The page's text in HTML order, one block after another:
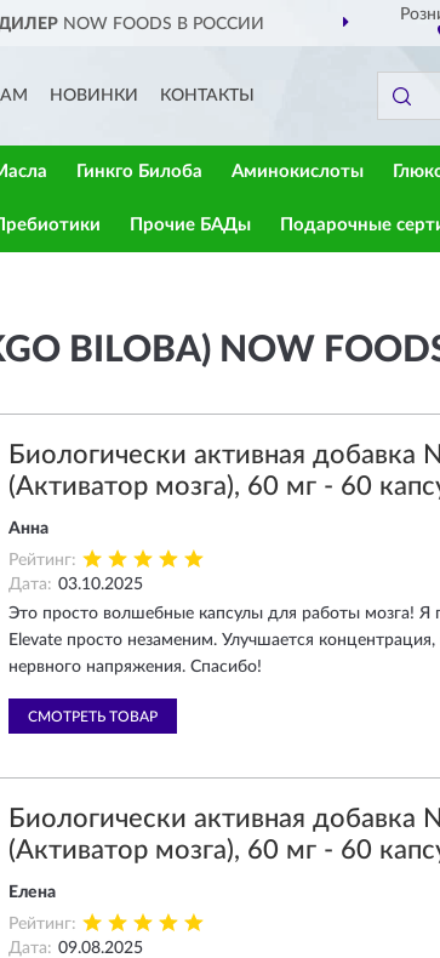
NOW FOODS В РОССИИ
НОВИНКИ КОНТАКТЫ
Гинкго Билоба Аминокислоты
Прочие БАДы Подарочные
BILOBA) NOW
Биологически активная добавка
(Активатор мозга), 60 мг - 60
Анна
Рейтинг:
Дата: 03.10.2025
Это просто волшебные капсулы для работы мозга! Я
Elevate просто незаменим. Улучшается
нервного напряжения. Спасибо!
СМОТРЕТЬ ТОВАР
Биологически активная добавка
(Активатор мозга), 60 мг - 60
Елена
Рейтинг:
Дата: 09.08.2025